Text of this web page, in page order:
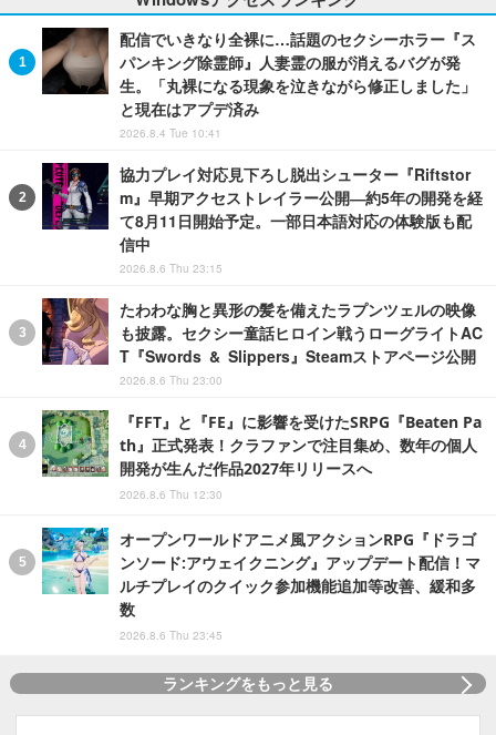
配信でいきなり全裸に…話題のセクシーホラー『ス
パンキング除霊師』人妻霊の服が消えるバグが発
生。「丸裸になる現象を泣きながら修正しました」
と現在はアプデ済み
2026.8.4 Tue 10:41
協力プレイ対応見下ろし脱出シューター『Riftstor
m』早期アクセストレイラー公開―約5年の開発を経
て8月11日開始予定。一部日本語対応の体験版も配
信中
2026.8.6 Thu 23:15
たわわな胸と異形の髪を備えたラプンツェルの映像
も披露。セクシー童話ヒロイン戦うローグライトAC
T『Swords & Slippers』Steamストアページ公開
2026.8.6 Thu 23:00
『FFT』と『FE』に影響を受けたSRPG『Beaten Pa
th』正式発表！クラファンで注目集め、数年の個人
開発が生んだ作品2027年リリースへ
2026.8.6 Thu 12:30
オープンワールドアニメ風アクションRPG『ドラゴ
ンソード:アウェイクニング』アップデート配信！マ
ルチプレイのクイック参加機能追加等改善、緩和多
数
2026.8.6 Thu 23:45
ランキングをもっと見る